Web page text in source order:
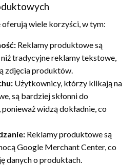
wiele korzyści, w tym:
Reklamy produktowe są
tradycyjne reklamy tekstowe,
zdjęcia produktów.
Użytkownicy, którzy klikają na
są bardziej skłonni do
widzą dokładnie, co
Reklamy produktowe są
Google Merchant Center, co
danych o produktach.